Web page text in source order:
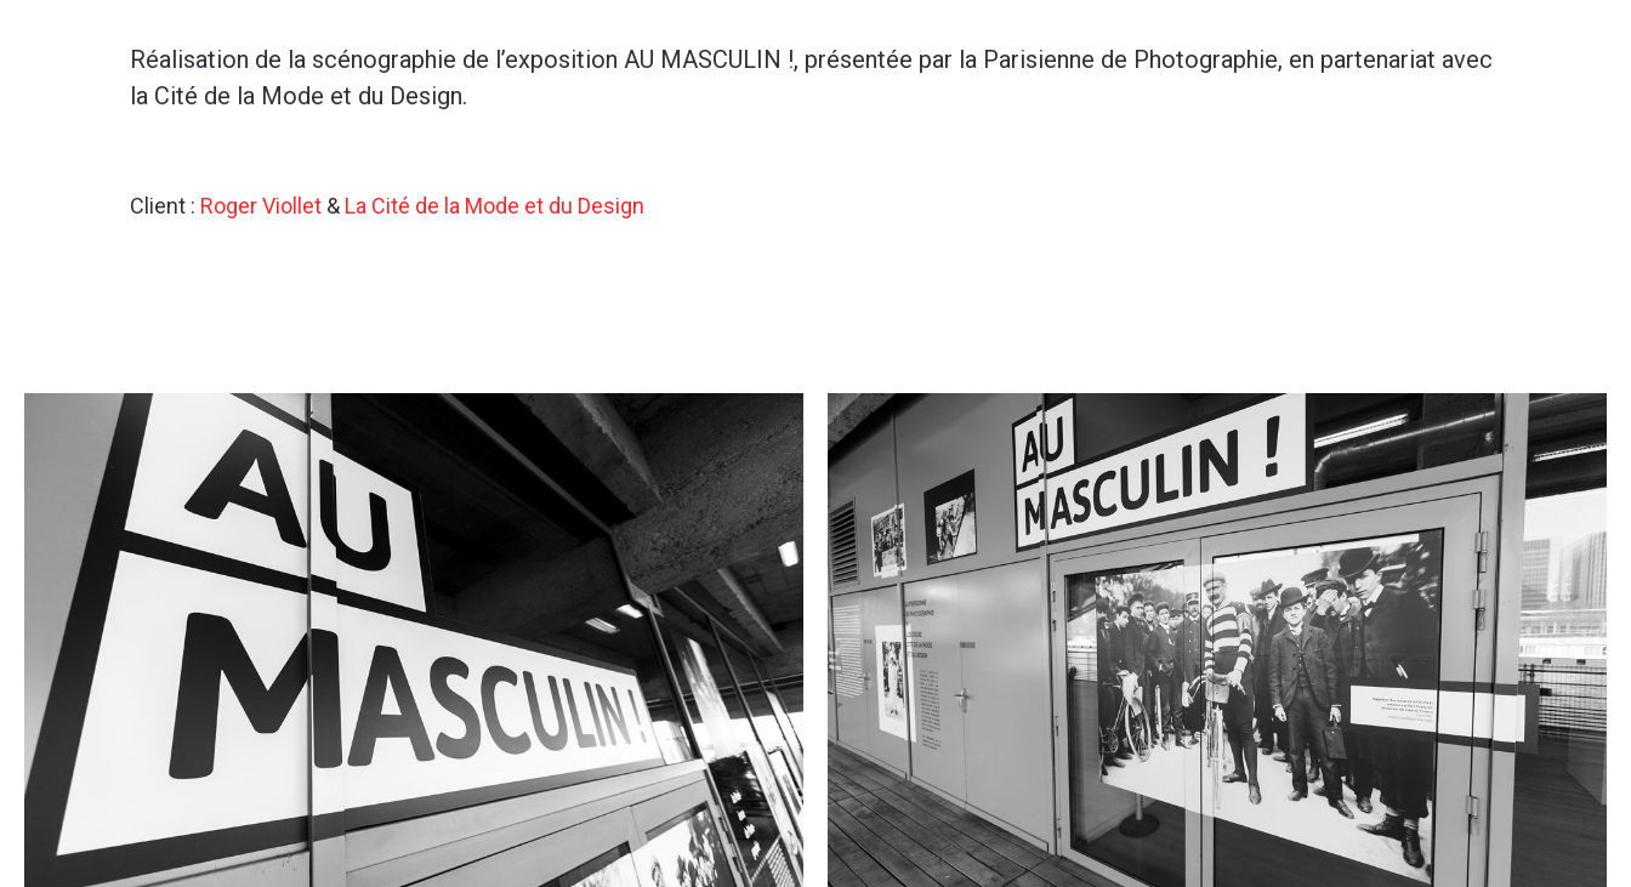
Réalisation de la scénographie de l’exposition AU MASCULIN !, présentée par la Parisienne de Photographie, en partenariat avec
la Cité de la Mode et du Design.
Client : Roger Viollet & La Cité de la Mode et du Design